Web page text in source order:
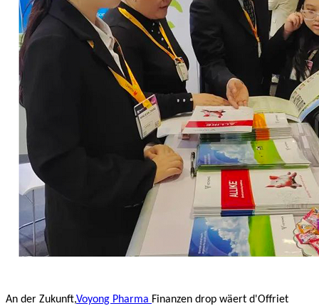
An der Zukunft,Voyong Pharma Finanzen drop wäert d'Offriet